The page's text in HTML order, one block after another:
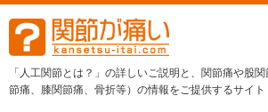
「人工関節とは？」の詳しいご説明と、関節痛や股
節痛、膝関節痛、骨折等）の情報をご提供するサイト